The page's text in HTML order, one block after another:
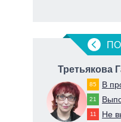
Третьякова
85 В
21
11 Не